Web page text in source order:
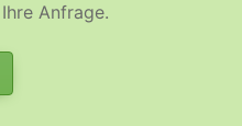
Anfrage.